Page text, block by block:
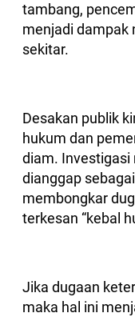
tambang,
menjadi dampak
sekitar.
Desakan publik
hukum dan
diam. Investigasi
dianggap
membongkar
terkesan “kebal
Jika dugaan
maka hal ini